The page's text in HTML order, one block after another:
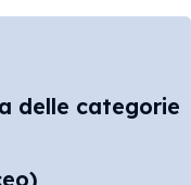
delle categorie